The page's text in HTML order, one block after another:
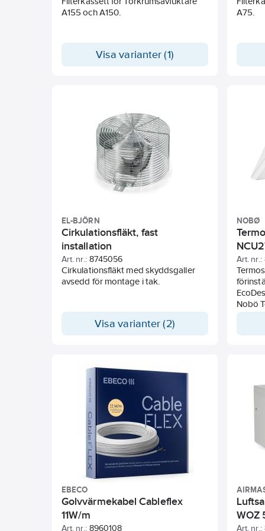
A155 och A150.
Visa varianter (1)
A75.
EL-BJÖRN
Cirkulationsfläkt, fast
installation
Art. nr.: 8745056
Cirkulationsfläkt med skyddsgaller
avsedd för montage i tak.
Visa varianter (2)
NOBØ
Art. nr.:
Nobö
De
olika
vilket
Lägsta
EBECO
Golvvärmekabel Cableflex
11W/m
Art. nr.: 8960108
WOZ
Art. nr.: